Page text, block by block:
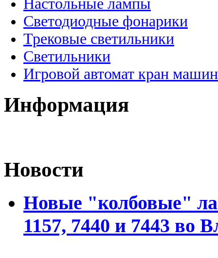
Настольные лампы
Светодиодные фонарики
Трековые светильники
Светильники
Игровой автомат кран
Информация
Новости
Новые "колбовые"
1157, 7440 и 7443 во